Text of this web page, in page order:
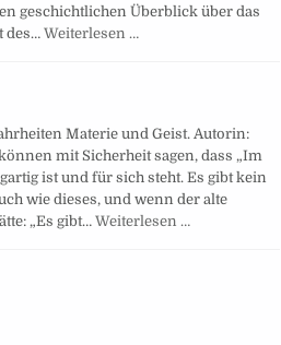
geschichtlichen Überblick über das
des…Weiterlesen …
Materie und Geist. Autorin:
mit Sicherheit sagen, dass „Im
ist und für sich steht. Es gibt kein
wie dieses, und wenn der alte
„Es gibt…Weiterlesen …